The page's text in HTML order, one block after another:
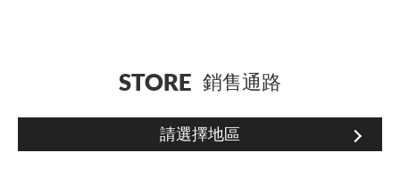
STORE 銷售通路
請選擇地區